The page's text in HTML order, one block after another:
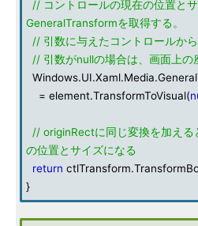
// コントロールの現在の位置と
GeneralTransformを取得する。
// 引数に与えたコントロールか
// 引数がnullの場合は、画面上の
= element.TransformToVisual(
// originRectに同じ変換を加える
の位置とサイズになる
return
}